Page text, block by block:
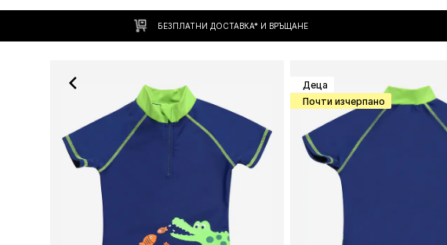
БЕЗПЛАТНИ ДОСТАВКА* И ВРЪЩАНЕ
Деца
Почти изчерпано